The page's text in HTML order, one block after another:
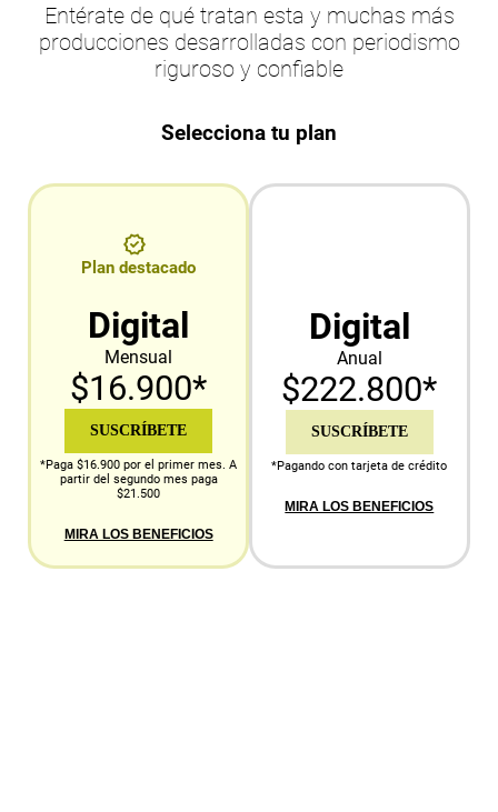
Entérate de qué tratan esta y muchas más
producciones desarrolladas con periodismo
riguroso y confiable
Selecciona tu plan
Plan destacado
Digital
Mensual
$16.900*
SUSCRÍBETE
*Paga $16.900 por el primer mes. A
partir del segundo mes paga
$21.500
MIRA LOS BENEFICIOS
Digital
Anual
$222.800*
SUSCRÍBETE
*Pagando con tarjeta de crédito
MIRA LOS BENEFICIOS